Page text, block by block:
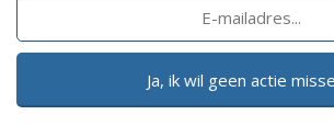
Ja, ik wil geen actie